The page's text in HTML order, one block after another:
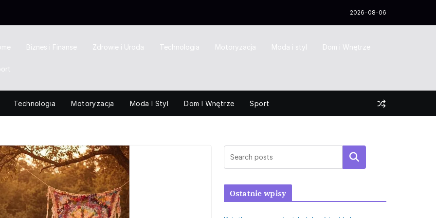
2026-08-06
Biznes i Finanse Zdrowie i Uroda Technologia Motoryzacja Moda i styl Dom i Wnętrze
Technologia Motoryzacja Moda I Styl Dom I Wnętrze Sport
Szukaj
Ostatnie wpisy